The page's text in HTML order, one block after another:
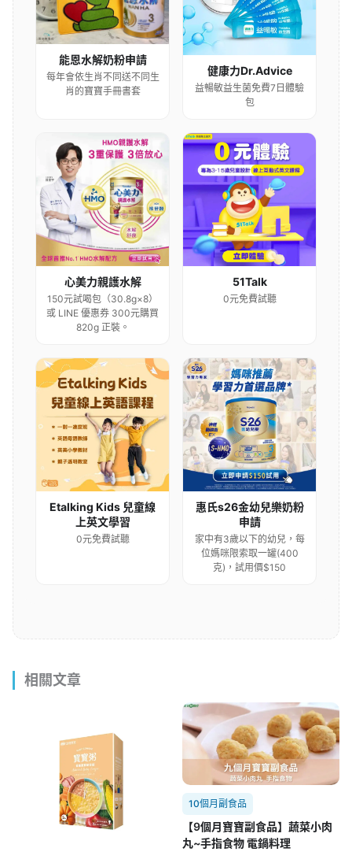
能恩水解奶粉申請
每年會依生肖不同送不同生
肖的寶寶手冊書套
健康力Dr.Advice
益暢敏益生菌免費7日體驗
包
心美力親護水解
150元試喝包（30.8g×8）
或 LINE 優惠券 300元購買
820g 正裝。
51Talk
0元免費試聽
Etalking Kids 兒童線
上英文學習
0元免費試聽
惠氏s26金幼兒樂奶粉
申請
家中有3歲以下的幼兒，每
位媽咪限索取一罐(400
克)，試用價$150
相關文章
10個月副食品
【9個月寶寶副食品】蔬菜小肉
丸~手指食物 電鍋料理